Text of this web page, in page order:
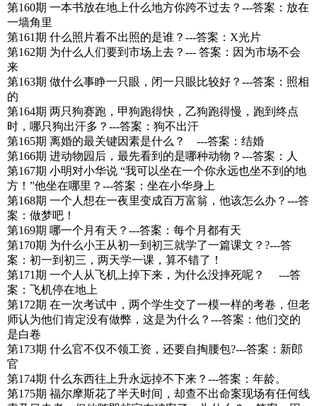
第160期 一本书放在地上什么地方你跨不过去？---答案：放在
一墙角里
第161期 什么照片看不出照的是谁？---答案：X光片
第162期 为什么人们要到市场上去？--- 答案：因为市场不会
来
第163期 做什么事睁一只眼，闭一只眼比较好？---答案：照相
的
第164期 两只狗赛跑，甲狗跑得快，乙狗跑得慢，跑到终点
时，哪只狗出汗多？---答案：狗不出汗
第165期 离婚的最关键因素是什么？ ---答案：结婚
第166期 进动物园后，最先看到的是哪种动物？---答案：人
第167期 小明对小华说 “我可以坐在一个你永远也坐不到的地
方！”他坐在哪里？---答案：坐在小华身上
第168期 一个人想在一夜里变成百万富翁，他该怎么办？---答
案：做梦吧！
第169期 哪一个月有天？---答案：每个月都有天
第170期 为什么小王从初一到初三就学了一篇课文？?---答
案：初一到初三，两天学一课，算不错了！
第171期 一个人从飞机上掉下来，为什么没摔死呢？ ---答
案：飞机停在地上
第172期 在一次考试中，两个学生交了一模一样的考卷，但老
师认为他们肯定没有做弊，这是为什么？---答案：他们交的
是白卷
第173期 什么官不仅不领工资，还要自掏腰包?---答案：新郎
官
第174期 什么东西往上升永远掉不下来？---答案：年龄。
第175期 福尔摩斯花了半天时间，却查不出命案现场有任何线